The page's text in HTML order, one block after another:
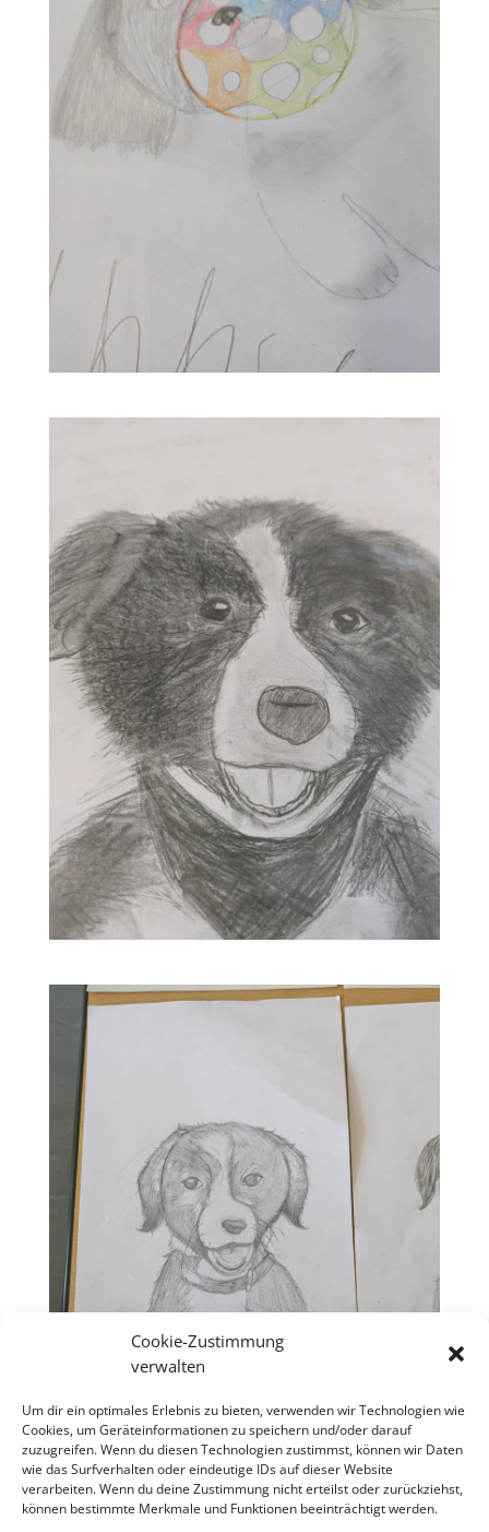
Cookie-Zustimmung
verwalten
Um dir ein optimales Erlebnis zu bieten, verwenden wir Technologien wie
Cookies, um Geräteinformationen zu speichern und/oder darauf
zuzugreifen. Wenn du diesen Technologien zustimmst, können wir Daten
wie das Surfverhalten oder eindeutige IDs auf dieser Website
verarbeiten. Wenn du deine Zustimmung nicht erteilst oder zurückziehst,
können bestimmte Merkmale und Funktionen beeinträchtigt werden.